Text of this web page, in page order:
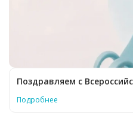
Поздравляем с
Подробнее